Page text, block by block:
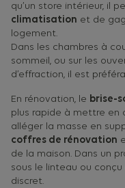
qu’un store intérieur, il
climatisation et de
logement.
Dans les chambres à
sommeil, ou sur les
d’effraction, il est
En rénovation, le brise-
plus rapide à mettre en
alléger la masse en
coffres de rénovation
de la maison. Dans un
sous le linteau ou
discret.